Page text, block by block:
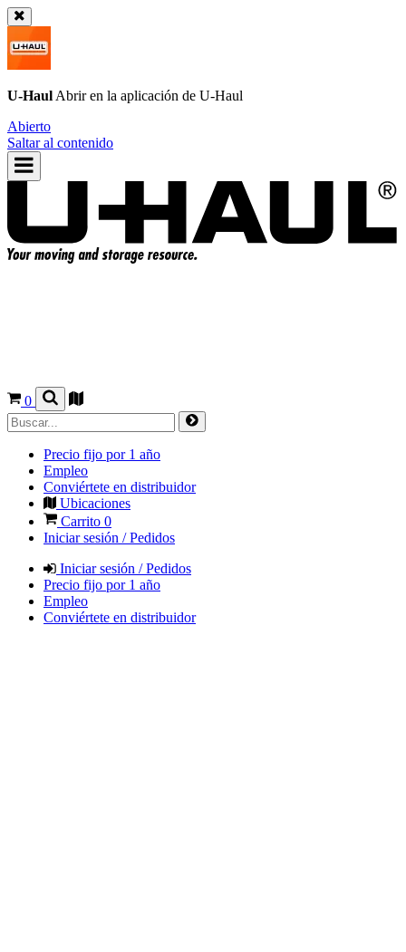
U-Haul Abrir en la aplicación de U-Haul
Abierto
Saltar al contenido
0
Precio fijo por 1 año
Empleo
Conviértete en distribuidor
Ubicaciones
Carrito 0
Iniciar sesión / Pedidos
Iniciar sesión / Pedidos
Precio fijo por 1 año
Empleo
Conviértete en distribuidor